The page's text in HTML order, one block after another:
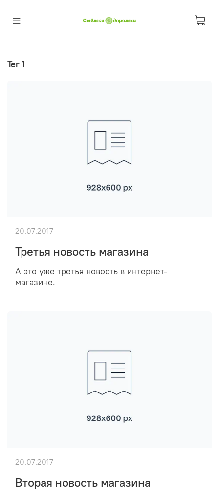
тег 1
Третья новость магазина
А это уже третья новость в интернет-
магазине.
20.07.2017
Вторая новость магазина
20.07.2017